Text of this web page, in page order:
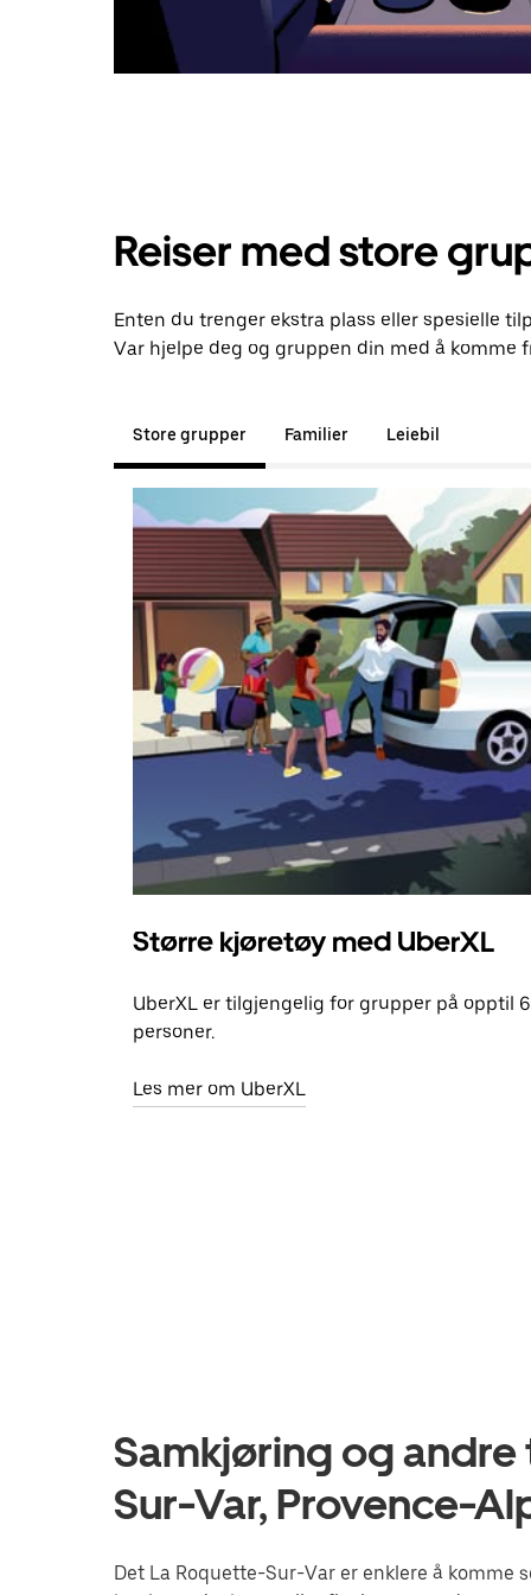
Reiser med store
Enten du trenger ekstra plass eller spesielle
Var hjelpe deg og gruppen din med å komme
Store grupper Familier Leiebil
Større kjøretøy med UberXL
UberXL er tilgjengelig for grupper på opptil 6
personer.
Les mer om UberXL
Samkjøring og
Sur-Var, Provence-
Det La Roquette-Sur-Var er enklere å komme